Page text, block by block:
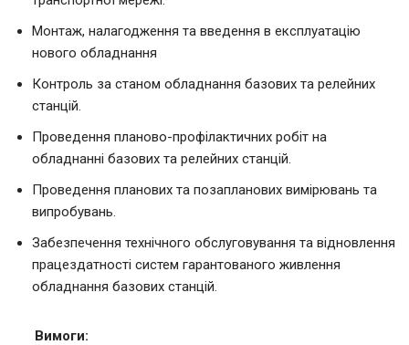
Монтаж, налагодження та введення в експлуатацію
нового обладнання
Контроль за станом обладнання базових та релейних
станцій.
Проведення планово-профілактичних робіт на
обладнанні базових та релейних станцій.
Проведення планових та позапланових вимірювань та
випробувань.
Забезпечення технічного обслуговування та відновлення
працездатності систем гарантованого живлення
обладнання базових станцій.
Вимоги: